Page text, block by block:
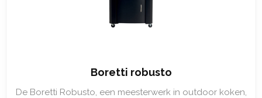
Boretti robusto
De Boretti Robusto, een meesterwerk in outdoor koken,